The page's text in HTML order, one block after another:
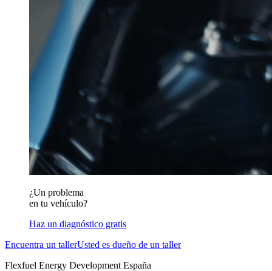
¿Un problema
en tu vehículo?
Haz un diagnóstico gratis
Encuentra un tallerUsted es dueño de un taller
Flexfuel Energy Development España